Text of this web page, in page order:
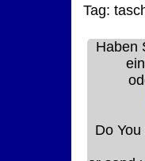
Tag:
Haben
Do